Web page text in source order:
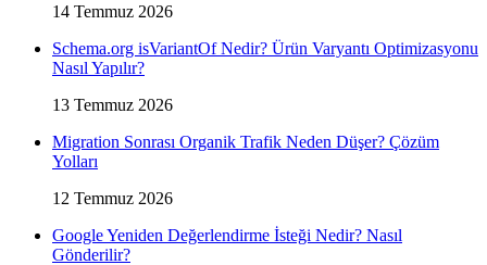
14 Temmuz 2026
Schema.org isVariantOf Nedir? Ürün Varyantı Optimizasyonu
Nasıl Yapılır?
13 Temmuz 2026
Migration Sonrası Organik Trafik Neden Düşer? Çözüm
Yolları
12 Temmuz 2026
Google Yeniden Değerlendirme İsteği Nedir? Nasıl
Gönderilir?